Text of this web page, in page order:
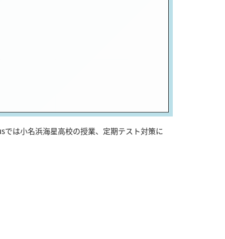
は小名浜海星高校の授業、定期テスト対策に